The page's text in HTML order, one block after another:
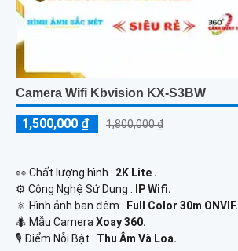
Camera Wifi Kbvision KX-S3BW
1,500,000 ₫ 1,800,000 ₫
️👀 Chất lượng hình : 2K Lite .
⚙ Công Nghệ Sử Dụng :
IP Wifi.
🔅 Hình ảnh ban đêm : Full Color 30m ONVIF.
🐜 Mẫu Camera Xoay 360.
️🎙 Điểm Nỗi Bật : Thu Âm Và Loa.